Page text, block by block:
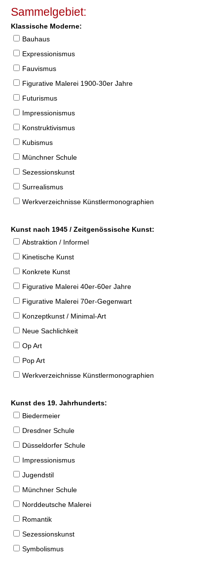
Sammelgebiet:
Klassische Moderne:
Bauhaus
Expressionismus
Fauvismus
Figurative Malerei 1900-30er Jahre
Futurismus
Impressionismus
Konstruktivismus
Kubismus
Münchner Schule
Sezessionskunst
Surrealismus
Werkverzeichnisse Künstlermonographien
Kunst nach 1945 / Zeitgenössische Kunst:
Abstraktion / Informel
Kinetische Kunst
Konkrete Kunst
Figurative Malerei 40er-60er Jahre
Figurative Malerei 70er-Gegenwart
Konzeptkunst / Minimal-Art
Neue Sachlichkeit
Op Art
Pop Art
Werkverzeichnisse Künstlermonographien
Kunst des 19. Jahrhunderts:
Biedermeier
Dresdner Schule
Düsseldorfer Schule
Impressionismus
Jugendstil
Münchner Schule
Norddeutsche Malerei
Romantik
Sezessionskunst
Symbolismus